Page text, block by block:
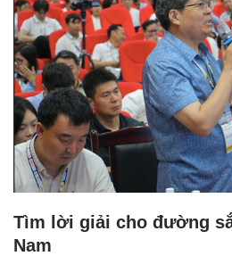
Tìm lời giải cho đường
Nam